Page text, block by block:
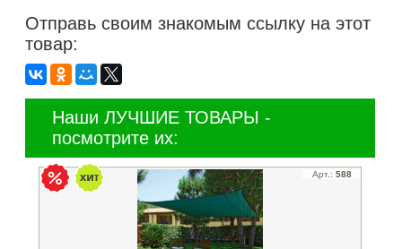
Отправь своим знакомым ссылку на этот
товар:
Наши ЛУЧШИЕ ТОВАРЫ -
посмотрите их:
Арт.: 588